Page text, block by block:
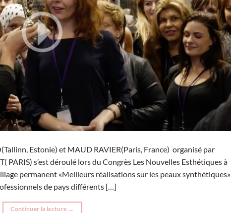
Estonie) et MAUD RAVIER(Paris, France) organisé par
s’est déroulé lors du Congrès Les Nouvelles Esthétiques à
permanent «Meilleurs réalisations sur les peaux synthétiques»
de pays différents […]
Continuer la lecture →